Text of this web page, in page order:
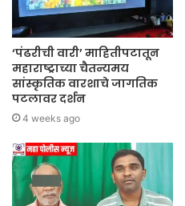
‘पंढरीची वारी’ माहितीपटातून
महाराष्ट्राच्या चैतन्यमय
सांस्कृतिक वारशाचे जागतिक
पटलावर दर्शन
4 weeks ago